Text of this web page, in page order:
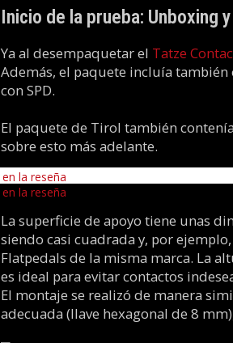
Inicio de la prueba: Unboxing
Ya al desempaquetar el Tatze
Además, el paquete incluía
con SPD.
El paquete de Tirol también
sobre esto más adelante.
La superficie de apoyo tiene unas
siendo casi cuadrada y, por
Flatpedals de la misma marca. La
es ideal para evitar contactos
El montaje se realizó de manera
adecuada (llave hexagonal de 8